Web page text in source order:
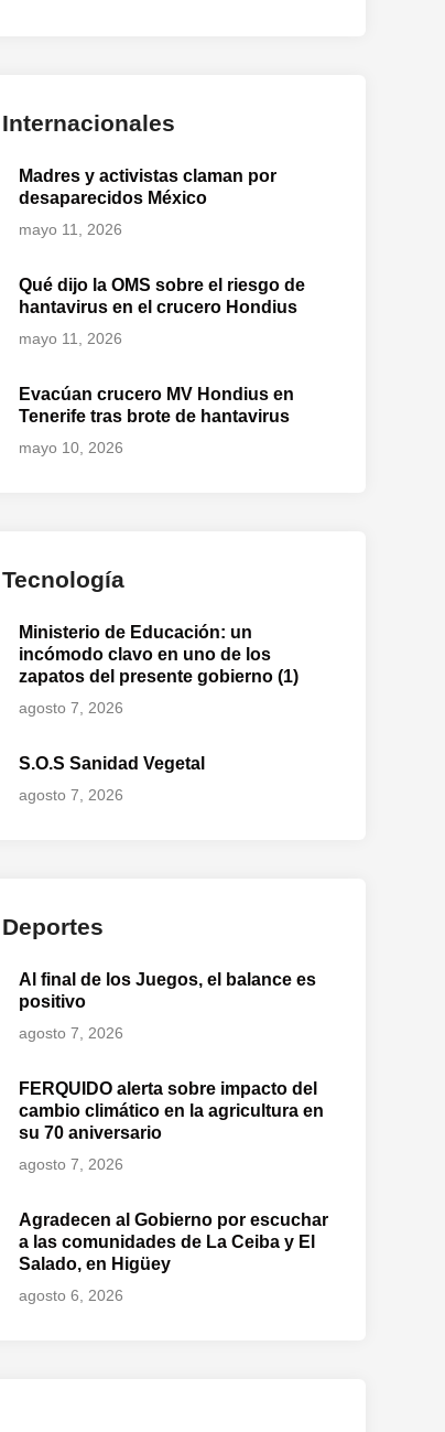
Internacionales
Madres y activistas claman por
desaparecidos México
mayo 11, 2026
Qué dijo la OMS sobre el riesgo de
hantavirus en el crucero Hondius
mayo 11, 2026
Evacúan crucero MV Hondius en
Tenerife tras brote de hantavirus
mayo 10, 2026
Tecnología
Ministerio de Educación: un
incómodo clavo en uno de los
zapatos del presente gobierno (1)
agosto 7, 2026
S.O.S Sanidad Vegetal
agosto 7, 2026
Deportes
Al final de los Juegos, el balance es
positivo
agosto 7, 2026
FERQUIDO alerta sobre impacto del
cambio climático en la agricultura en
su 70 aniversario
agosto 7, 2026
Agradecen al Gobierno por escuchar
a las comunidades de La Ceiba y El
Salado, en Higüey
agosto 6, 2026